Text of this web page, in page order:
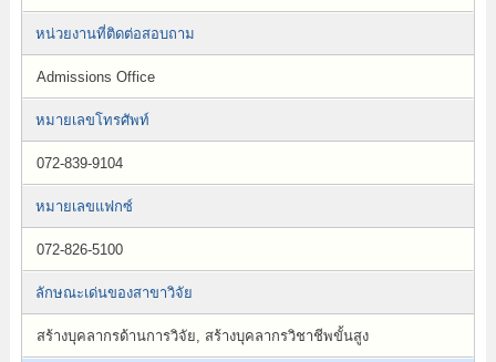
หน่วยงานที่ติดต่อสอบถาม
Admissions Office
หมายเลขโทรศัพท์
072-839-9104
หมายเลขแฟกซ์
072-826-5100
ลักษณะเด่นของสาขาวิจัย
สร้างบุคลากรด้านการวิจัย, สร้างบุคลากรวิชาชีพขั้นสูง